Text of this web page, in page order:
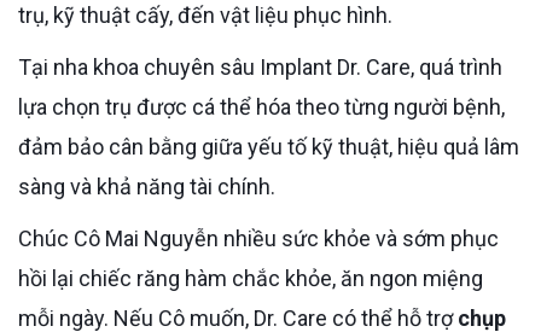
trụ, kỹ thuật cấy, đến vật liệu phục hình.
Tại nha khoa chuyên sâu Implant Dr. Care, quá trình
lựa chọn trụ được cá thể hóa theo từng người bệnh,
đảm bảo cân bằng giữa yếu tố kỹ thuật, hiệu quả lâm
sàng và khả năng tài chính.
Chúc Cô Mai Nguyễn nhiều sức khỏe và sớm phục
hồi lại chiếc răng hàm chắc khỏe, ăn ngon miệng
mỗi ngày. Nếu Cô muốn, Dr. Care có thể hỗ trợchụp